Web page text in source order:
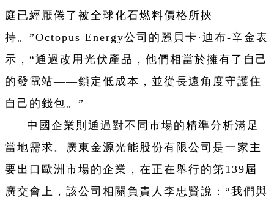
庭已經厭倦了被全球化石燃料價格所挾
持。”Octopus Energy公司的麗貝卡·迪布-辛金表
示，“通過改用光伏產品，他們相當於擁有了自己
的發電站——鎖定低成本，並從長遠角度守護住
自己的錢包。”
中國企業則通過對不同市場的精準分析滿足
當地需求。廣東金源光能股份有限公司是一家主
要出口歐洲市場的企業，在正在舉行的第139屆
廣交會上，該公司相關負責人李忠賢說：“我們與